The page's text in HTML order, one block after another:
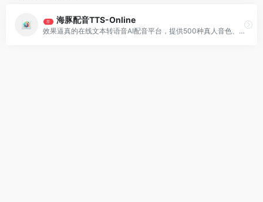
荐 海豚配音TTS-Online
效果逼真的在线文本转语音AI配音平台，提供500种真人音色、1500种二次元音色